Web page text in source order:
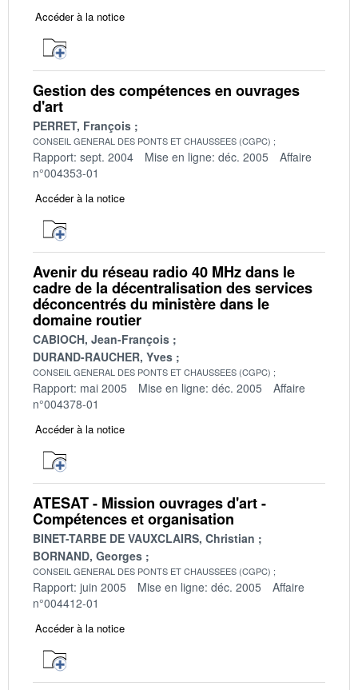
Accéder à la notice
Gestion des compétences en ouvrages
d'art
PERRET, François
CONSEIL GENERAL DES PONTS ET CHAUSSEES (CGPC)
Rapport: sept. 2004 Mise en ligne: déc. 2005
Affaire
n°004353-01
Accéder à la notice
Avenir du réseau radio 40 MHz dans le
cadre de la décentralisation des services
déconcentrés du ministère dans le
domaine routier
CABIOCH, Jean-François
DURAND-RAUCHER, Yves
CONSEIL GENERAL DES PONTS ET CHAUSSEES (CGPC)
Rapport: mai 2005 Mise en ligne: déc. 2005
Affaire
n°004378-01
Accéder à la notice
ATESAT - Mission ouvrages d'art -
Compétences et organisation
BINET-TARBE DE VAUXCLAIRS, Christian
BORNAND, Georges
CONSEIL GENERAL DES PONTS ET CHAUSSEES (CGPC)
Rapport: juin 2005 Mise en ligne: déc. 2005
Affaire
n°004412-01
Accéder à la notice